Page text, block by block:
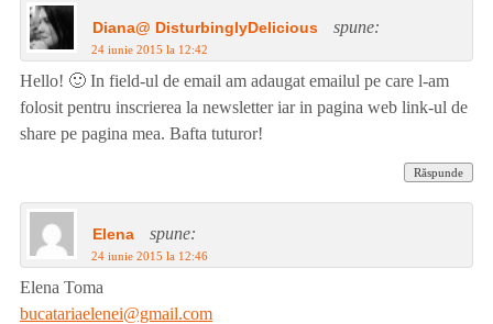
Diana@ DisturbinglyDelicious spune:
24 iunie 2015 la 12:42
Hello! 🙂 In field-ul de email am adaugat emailul pe care l-am
folosit pentru inscrierea la newsletter iar in pagina web link-ul de
share pe pagina mea. Bafta tuturor!
Răspunde
Elena spune:
24 iunie 2015 la 12:46
Elena Toma
bucatariaelenei@gmail.com